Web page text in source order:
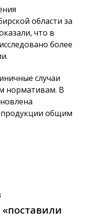
области за
что в
более
случаи
нормативам. В
продукции общим